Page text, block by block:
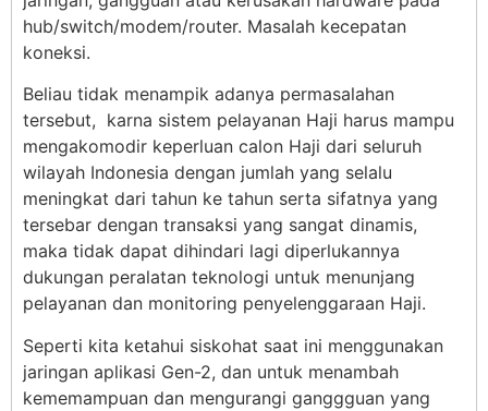
hub/switch/modem/router. Masalah kecepatan
koneksi.
Beliau tidak menampik adanya permasalahan
tersebut, karna sistem pelayanan Haji harus mampu
mengakomodir keperluan calon Haji dari seluruh
wilayah Indonesia dengan jumlah yang selalu
meningkat dari tahun ke tahun serta sifatnya yang
tersebar dengan transaksi yang sangat dinamis,
maka tidak dapat dihindari lagi diperlukannya
dukungan peralatan teknologi untuk menunjang
pelayanan dan monitoring penyelenggaraan Haji.
Seperti kita ketahui siskohat saat ini menggunakan
jaringan aplikasi Gen-2, dan untuk menambah
kememampuan dan mengurangi ganggguan yang